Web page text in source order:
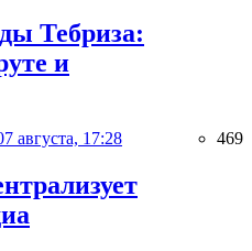
Тебриза:
и
августа, 17:28 469